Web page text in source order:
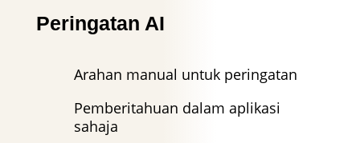
Peringatan AI
Arahan manual untuk peringatan
Pemberitahuan dalam aplikasi
sahaja